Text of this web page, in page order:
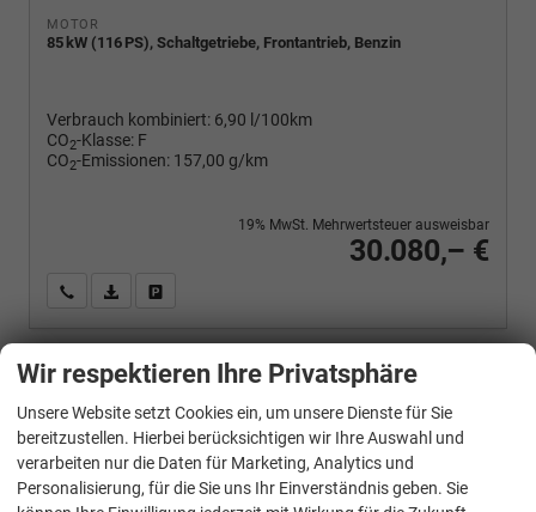
MOTOR
85 kW (116 PS), Schaltgetriebe, Frontantrieb, Benzin
Verbrauch kombiniert: 6,90 l/100km
CO2-Klasse: F
CO2-Emissionen: 157,00 g/km
30.080,– €
19% MwSt. Mehrwertsteuer ausweisbar
Wir rufen Sie anPDF-Fahrzeugexposé drucken
Volkswagen Caddy
Basis 2.0TDI ACC Kam GV5 App
Wir respektieren Ihre Privatsphäre
Unsere Website setzt Cookies ein, um unsere Dienste für Sie
bereitzustellen. Hierbei berücksichtigen wir Ihre Auswahl und
verarbeiten nur die Daten für Marketing, Analytics und
Personalisierung, für die Sie uns Ihr Einverständnis geben. Sie